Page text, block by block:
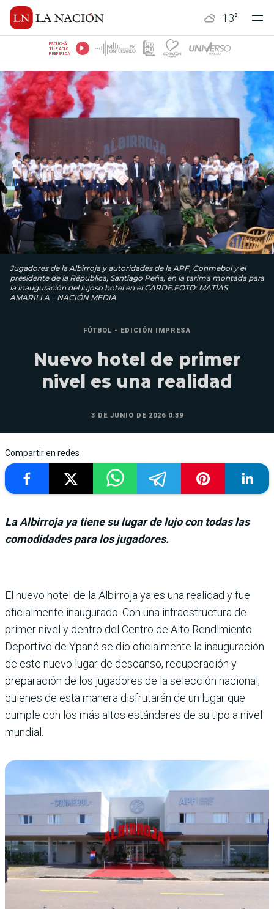
13°
ESCUCHÁ
TU RADIO
PREFERIDA
Jugadores de la Albirroja y autoridades de la APF, Conmebol y el
presidente de la Républica, Santiago Peña, en la tarima montada para
la inauguración del lujoso hotel en el CARDE.FOTO: MATÍAS
AMARILLA – NACIÓN MEDIA
FÚTBOL - EDICIÓN IMPRESA
Nuevo hotel de primer
nivel es una realidad
3 DE JUNIO DE 2026 0:39
Compartir en redes
La Albirroja ya tiene su lugar de lujo con todas las
comodidades para los jugadores.
El nuevo hotel de la Albirroja ya es una realidad y fue
oficial­mente inaugurado. Con una infraestructura de
primer nivel y dentro del Centro de Alto Rendimiento
Deportivo de Ypané se dio oficialmente la inauguración
de este nuevo lugar de descanso, recupera­ción y
preparación de los juga­dores de la selección nacional,
quienes de esta manera dis­frutarán de un lugar que
cum­ple con los más altos estánda­res de su tipo a nivel
mundial.